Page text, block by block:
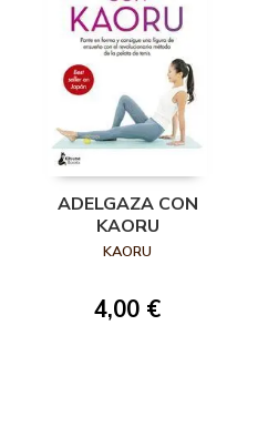
ADELGAZA CON
KAORU
KAORU
4,00 €